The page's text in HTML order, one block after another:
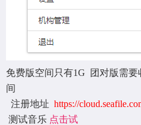
免费版空间只有1G 团对版需
间
注册地址 https://
测试音乐 点击试